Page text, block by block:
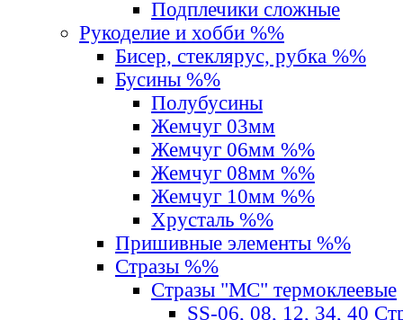
Подплечики сложные
Рукоделие и хобби %%
Бисер, стеклярус, рубка %%
Бусины %%
Полубусины
Жемчуг 03мм
Жемчуг 06мм %%
Жемчуг 08мм %%
Жемчуг 10мм %%
Хрусталь %%
Пришивные элементы %%
Стразы %%
Стразы "MС" термоклеевые
SS-06, 08, 12, 34, 40